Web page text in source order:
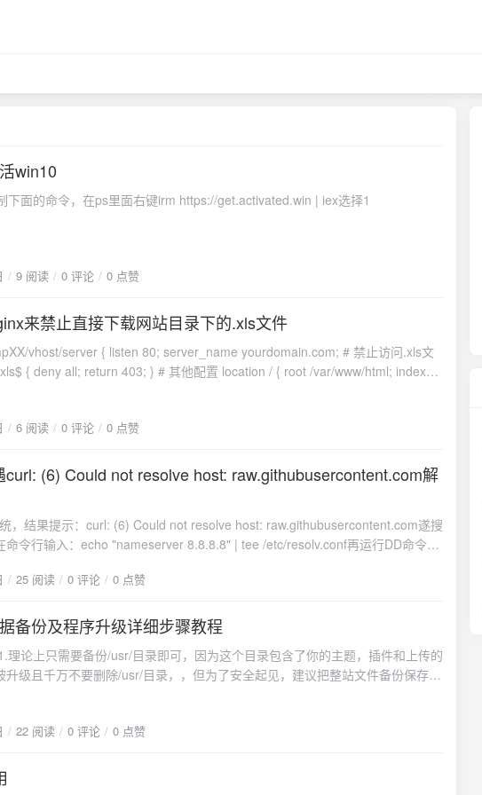
win10
下面的命令，在ps里面右键irm https://get.activated.win | iex选择1
9 阅读 0 评论 0 点赞
来禁止直接下载网站目录下的.xls文件
server_name yourdomain.com; # 禁止访问.xls文
6 阅读 0 评论 0 点赞
(6) Could not resolve host: raw.githubusercontent.com解
，结果提示：curl: (6) Could not resolve host: raw.githubusercontent.com遂搜
命令行输入：echo "nameserver 8.8.8.8" | tee /etc/resolv.conf再运行DD命令即
25 阅读 0 评论 0 点赞
备份及程序升级详细步骤教程
理论上只需要备份/usr/目录即可，因为这个目录包含了你的主题，插件和上传的
升级且千万不要删除/usr/目录，，但为了安全起见，建议把整站文件备份保存到
typecho程序的压缩包解压，上传刚删除的文件和目录4.文件替换完成后，使用
，表示升级成功，这时在后台——控制台的下拉菜单中会发现多出了一个“备份”
据库也可以直接在网站后台即可备份。
22 阅读 0 评论 0 点赞